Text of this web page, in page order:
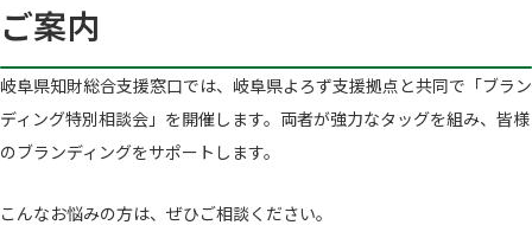
ご案内
岐阜県知財総合支援窓口では、岐阜県よろず支援拠点と共同で「ブラン
ディング特別相談会」を開催します。両者が強力なタッグを組み、皆様
のブランディングをサポートします。
こんなお悩みの方は、ぜひご相談ください。